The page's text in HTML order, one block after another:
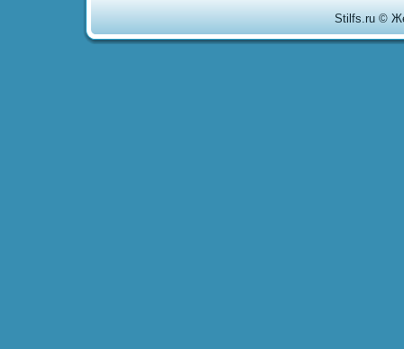
Stilfs.ru ©